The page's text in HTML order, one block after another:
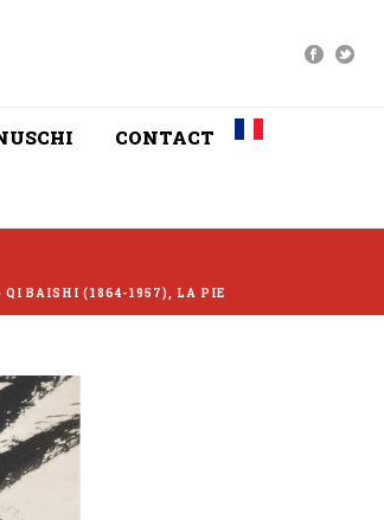
CONTACT
QI BAISHI (1864-1957), LA PIE